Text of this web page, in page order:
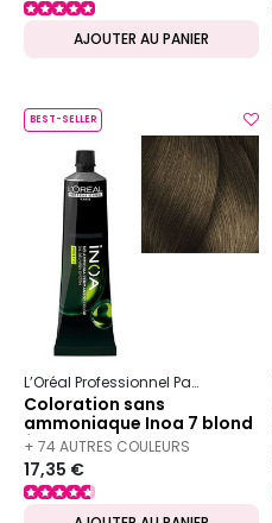
AJOUTER AU PANIER
BEST-SELLER
L’Oréal Professionnel Paris
Coloration sans
ammoniaque Inoa 7 blond
fondamentale
+ 74 AUTRES COULEURS
DISPONIBLES
17,35 €